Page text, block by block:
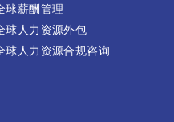
球薪酬管理
球人力资源外包
球人力资源合规咨询